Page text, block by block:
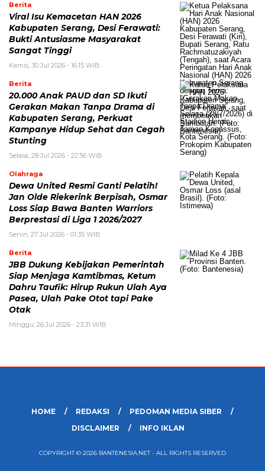
Berita
Viral Isu Kemacetan HAN 2026
Kabupaten Serang, Desi Ferawati:
Bukti Antusiasme Masyarakat
Sangat Tinggi
Kamis, 30 Jul 2026 - 16:15 WIB
Berita
20.000 Anak PAUD dan SD Ikuti
Gerakan Makan Tanpa Drama di
Kabupaten Serang, Perkuat
Kampanye Hidup Sehat dan Cegah
Stunting
Selasa, 28 Jul 2026 - 22:56 WIB
Olahraga
Dewa United Resmi Ganti Pelatih!
Jan Olde Riekerink Berpisah, Osmar
Loss Siap Bawa Banten Warriors
Berprestasi di Liga 1 2026/2027
Senin, 27 Jul 2026 - 01:35 WIB
Berita
JBB Dukung Kebijakan Pemerintah
Siap Menjaga Kamtibmas, Ketum
Dahru Taufik: Hirup Rukun Ulah Aya
Pasea, Ulah Pake Otot tapi Pake
Otak
Minggu, 26 Jul 2026 - 23:31 WIB
HOME REDAKSI
PEDOMAN MEDIA SIBER
DISCLAIMER
INFO IKLAN
COPYRIGHT © 2026 BANTENESIA.NET - ALL RIGHTS RESERVED